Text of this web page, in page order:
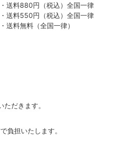
送料880円（税込）全国一律
送料550円（税込）全国一律
送料無料（全国一律）
だきます。
負担いたします。